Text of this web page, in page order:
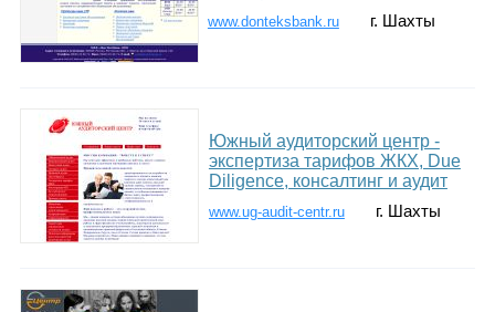
Гороскоп
Карты
www.donteksbank.ru г. Шахты
Южный аудиторский центр -
экспертиза тарифов ЖКХ, Due
Diligence, консалтинг и аудит
www.ug-audit-centr.ru г. Шахты